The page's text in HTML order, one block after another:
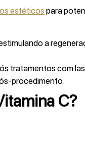
estéticos para
a
tratamentos com
procedimento.
C?